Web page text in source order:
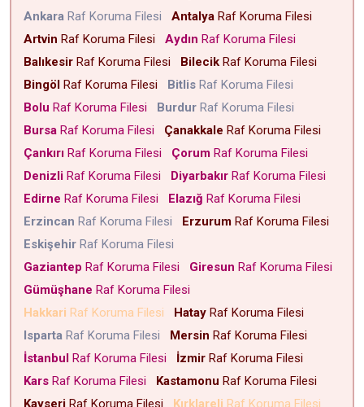
Ankara Raf Koruma Filesi Antalya Raf Koruma Filesi
Artvin Raf Koruma Filesi Aydın Raf Koruma Filesi
Balıkesir Raf Koruma Filesi Bilecik Raf Koruma Filesi
Bingöl Raf Koruma Filesi Bitlis Raf Koruma Filesi
Bolu Raf Koruma Filesi Burdur Raf Koruma Filesi
Bursa Raf Koruma Filesi Çanakkale Raf Koruma Filesi
Çankırı Raf Koruma Filesi Çorum Raf Koruma Filesi
Denizli Raf Koruma Filesi Diyarbakır Raf Koruma Filesi
Edirne Raf Koruma Filesi Elazığ Raf Koruma Filesi
Erzincan Raf Koruma Filesi Erzurum Raf Koruma Filesi
Eskişehir Raf Koruma Filesi
Gaziantep Raf Koruma Filesi Giresun Raf Koruma Filesi
Gümüşhane Raf Koruma Filesi
Hakkari Raf Koruma Filesi Hatay Raf Koruma Filesi
Isparta Raf Koruma Filesi Mersin Raf Koruma Filesi
İstanbul Raf Koruma Filesi İzmir Raf Koruma Filesi
Kars Raf Koruma Filesi Kastamonu Raf Koruma Filesi
Kayseri Raf Koruma Filesi Kırklareli Raf Koruma Filesi